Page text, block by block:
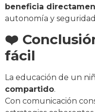
beneficia
autonomía y
❤️
fácil
La educación de un
compartido.
Con comunicación